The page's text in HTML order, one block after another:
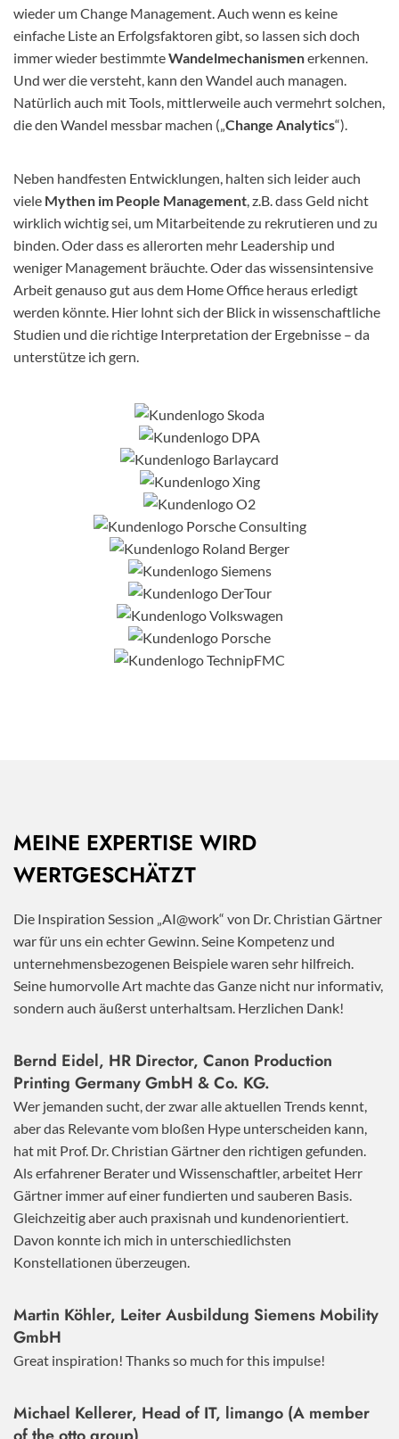
wieder um Change Management. Auch wenn es keine
einfache Liste an Erfolgsfaktoren gibt, so lassen sich doch
immer wieder bestimmteWandelmechanismenerkennen.
Und wer die versteht, kann den Wandel auch managen.
Natürlich auch mit Tools, mittlerweile auch vermehrt solchen,
die den Wandel messbar machen („Change Analytics“).
Neben handfesten Entwicklungen, halten sich leider auch
viele Mythen im People Management, z.B. dass Geld nicht
wirklich wichtig sei, um Mitarbeitende zu rekrutieren und zu
binden. Oder dass es allerorten mehr Leadership und
weniger Management bräuchte. Oder das wissensintensive
Arbeit genauso gut aus dem Home Office heraus erledigt
werden könnte. Hier lohnt sich der Blick in wissenschaftliche
Studien und die richtige Interpretation der Ergebnisse – da
unterstütze ich gern.
MEINE EXPERTISE WIRD
WERTGESCHÄTZT
Die Inspiration Session „AI@work“ von Dr. Christian Gärtner
war für uns ein echter Gewinn. Seine Kompetenz und
unternehmensbezogenen Beispiele waren sehr hilfreich.
Seine humorvolle Art machte das Ganze nicht nur informativ,
sondern auch äußerst unterhaltsam. Herzlichen Dank!
Bernd Eidel, HR Director, Canon Production
Printing Germany GmbH & Co. KG.
Wer jemanden sucht, der zwar alle aktuellen Trends kennt,
aber das Relevante vom bloßen Hype unterscheiden kann,
hat mit Prof. Dr. Christian Gärtner den richtigen gefunden.
Als erfahrener Berater und Wissenschaftler, arbeitet Herr
Gärtner immer auf einer fundierten und sauberen Basis.
Gleichzeitig aber auch praxisnah und kundenorientiert.
Davon konnte ich mich in unterschiedlichsten
Konstellationen überzeugen.
Martin Köhler, Leiter Ausbildung Siemens Mobility
GmbH
Great inspiration! Thanks so much for this impulse!
Michael Kellerer, Head of IT, limango (A member